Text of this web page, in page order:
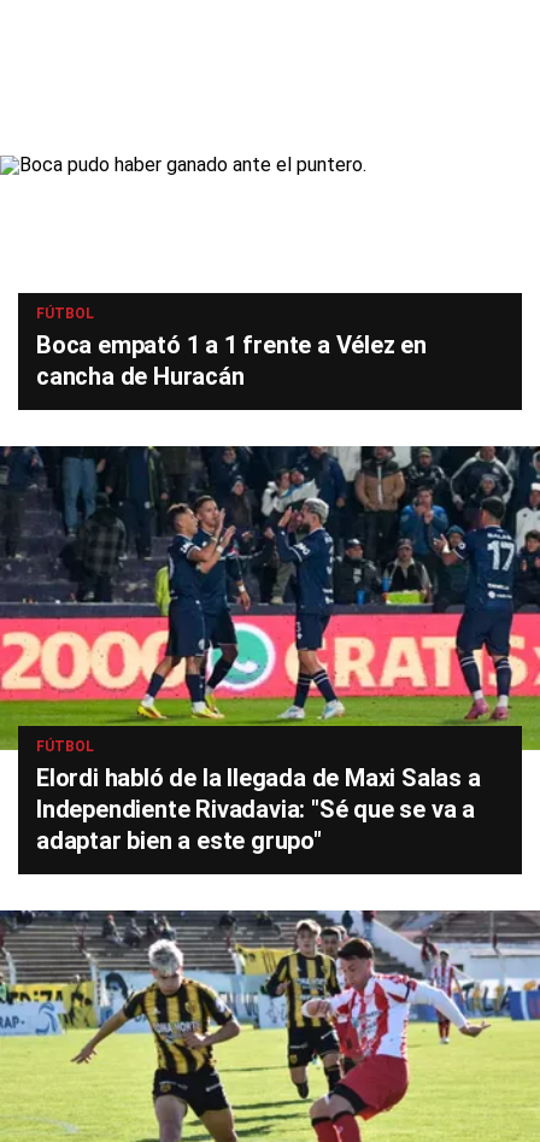
FÚTBOL
Boca empató 1 a 1 frente a Vélez en
cancha de Huracán
FÚTBOL
Elordi habló de la llegada de Maxi Salas a
Independiente Rivadavia: "Sé que se va a
adaptar bien a este grupo"